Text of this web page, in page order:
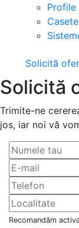
Profile
Solicită
Solicită
Trimite-ne
jos, iar noi vă
Recomandăm